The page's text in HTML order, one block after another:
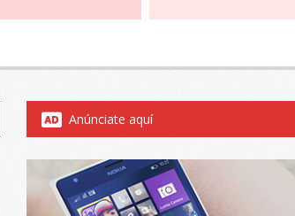
Anúnciate aquí